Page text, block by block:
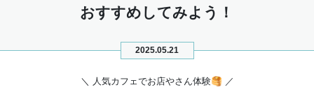
おすすめしてみよう！
2025.05.21
＼ 人気カフェでお店やさん体験🥞 ／